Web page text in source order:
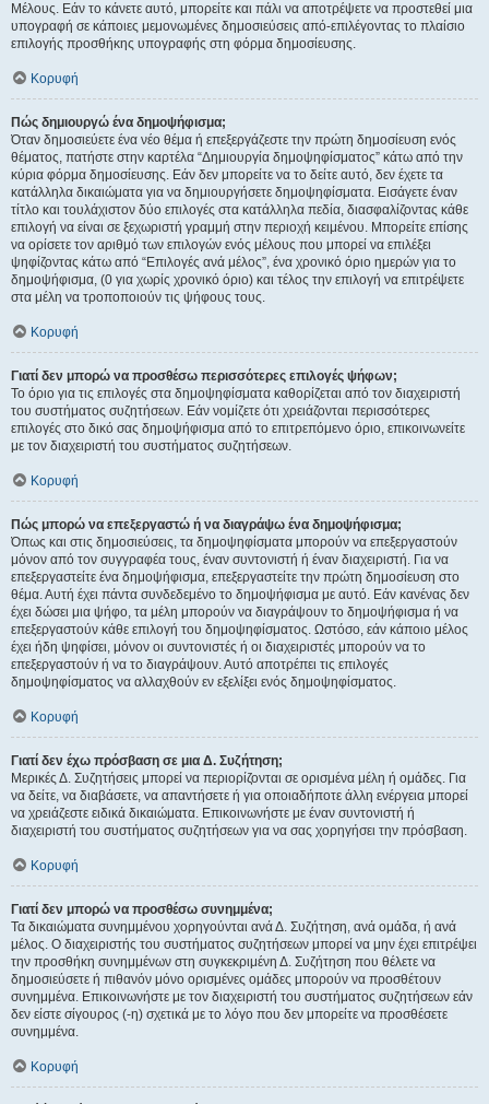
Μέλους. Εάν το κάνετε αυτό, μπορείτε και πάλι να αποτρέψετε να προστεθεί μια
υπογραφή σε κάποιες μεμονωμένες δημοσιεύσεις από-επιλέγοντας το πλαίσιο
επιλογής προσθήκης υπογραφής στη φόρμα δημοσίευσης.
Κορυφή
Πώς δημιουργώ ένα δημοψήφισμα;
Όταν δημοσιεύετε ένα νέο θέμα ή επεξεργάζεστε την πρώτη δημοσίευση ενός
θέματος, πατήστε στην καρτέλα “Δημιουργία δημοψηφίσματος” κάτω από την
κύρια φόρμα δημοσίευσης. Εάν δεν μπορείτε να το δείτε αυτό, δεν έχετε τα
κατάλληλα δικαιώματα για να δημιουργήσετε δημοψηφίσματα. Εισάγετε έναν
τίτλο και τουλάχιστον δύο επιλογές στα κατάλληλα πεδία, διασφαλίζοντας κάθε
επιλογή να είναι σε ξεχωριστή γραμμή στην περιοχή κειμένου. Μπορείτε επίσης
να ορίσετε τον αριθμό των επιλογών ενός μέλους που μπορεί να επιλέξει
ψηφίζοντας κάτω από “Επιλογές ανά μέλος”, ένα χρονικό όριο ημερών για το
δημοψήφισμα, (0 για χωρίς χρονικό όριο) και τέλος την επιλογή να επιτρέψετε
στα μέλη να τροποποιούν τις ψήφους τους.
Κορυφή
Γιατί δεν μπορώ να προσθέσω περισσότερες επιλογές ψήφων;
Το όριο για τις επιλογές στα δημοψηφίσματα καθορίζεται από τον διαχειριστή
του συστήματος συζητήσεων. Εάν νομίζετε ότι χρειάζονται περισσότερες
επιλογές στο δικό σας δημοψήφισμα από το επιτρεπόμενο όριο, επικοινωνείτε
με τον διαχειριστή του συστήματος συζητήσεων.
Κορυφή
Πώς μπορώ να επεξεργαστώ ή να διαγράψω ένα δημοψήφισμα;
Όπως και στις δημοσιεύσεις, τα δημοψηφίσματα μπορούν να επεξεργαστούν
μόνον από τον συγγραφέα τους, έναν συντονιστή ή έναν διαχειριστή. Για να
επεξεργαστείτε ένα δημοψήφισμα, επεξεργαστείτε την πρώτη δημοσίευση στο
θέμα. Αυτή έχει πάντα συνδεδεμένο το δημοψήφισμα με αυτό. Εάν κανένας δεν
έχει δώσει μια ψήφο, τα μέλη μπορούν να διαγράψουν το δημοψήφισμα ή να
επεξεργαστούν κάθε επιλογή του δημοψηφίσματος. Ωστόσο, εάν κάποιο μέλος
έχει ήδη ψηφίσει, μόνον οι συντονιστές ή οι διαχειριστές μπορούν να το
επεξεργαστούν ή να το διαγράψουν. Αυτό αποτρέπει τις επιλογές
δημοψηφίσματος να αλλαχθούν εν εξελίξει ενός δημοψηφίσματος.
Κορυφή
Γιατί δεν έχω πρόσβαση σε μια Δ. Συζήτηση;
Μερικές Δ. Συζητήσεις μπορεί να περιορίζονται σε ορισμένα μέλη ή ομάδες. Για
να δείτε, να διαβάσετε, να απαντήσετε ή για οποιαδήποτε άλλη ενέργεια μπορεί
να χρειάζεστε ειδικά δικαιώματα. Επικοινωνήστε με έναν συντονιστή ή
διαχειριστή του συστήματος συζητήσεων για να σας χορηγήσει την πρόσβαση.
Κορυφή
Γιατί δεν μπορώ να προσθέσω συνημμένα;
Τα δικαιώματα συνημμένου χορηγούνται ανά Δ. Συζήτηση, ανά ομάδα, ή ανά
μέλος. Ο διαχειριστής του συστήματος συζητήσεων μπορεί να μην έχει επιτρέψει
την προσθήκη συνημμένων στη συγκεκριμένη Δ. Συζήτηση που θέλετε να
δημοσιεύσετε ή πιθανόν μόνο ορισμένες ομάδες μπορούν να προσθέτουν
συνημμένα. Επικοινωνήστε με τον διαχειριστή του συστήματος συζητήσεων εάν
δεν είστε σίγουρος (-η) σχετικά με το λόγο που δεν μπορείτε να προσθέσετε
συνημμένα.
Κορυφή